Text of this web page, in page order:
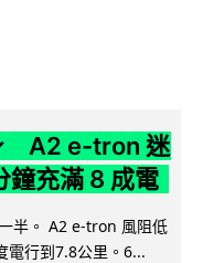
A2 e-tron 迷
充滿 8 成電
半。 A2 e-tron 風阻低
電行到7.8公里。6...